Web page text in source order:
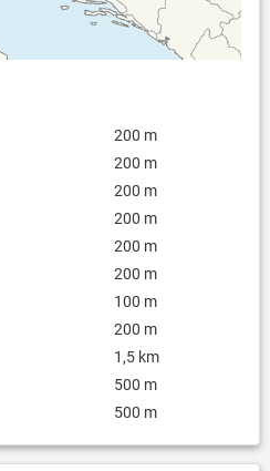
200 m
200 m
200 m
200 m
200 m
200 m
100 m
200 m
1,5 km
500 m
500 m